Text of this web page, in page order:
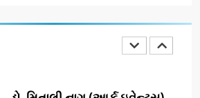
તૈયાર કરતાં: ટીમલીઝ સ્કિલ્સ
યુનિવર્સિટીએ 65 સ્નાતકોને ડિગ્રી